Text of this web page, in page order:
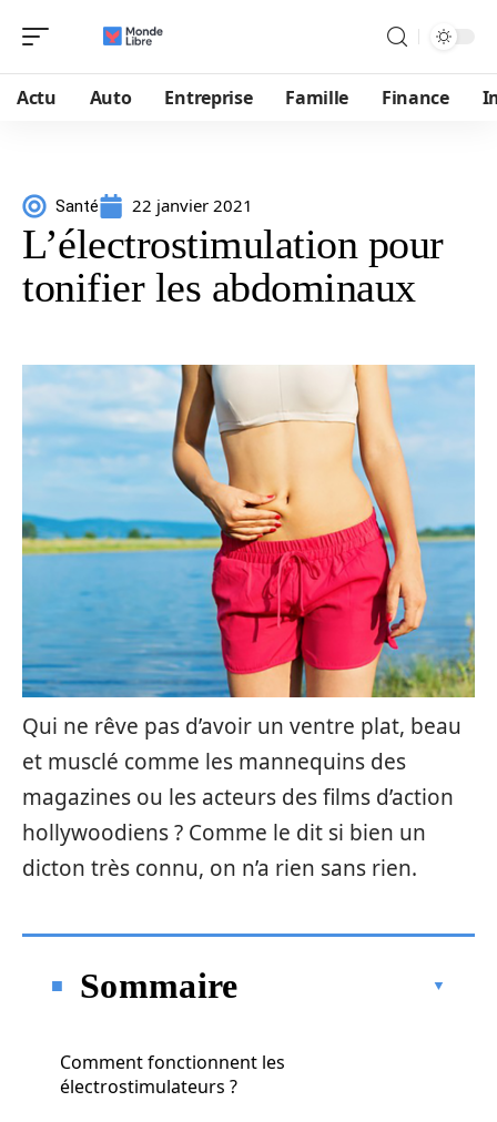
Actu Auto Entreprise Famille Finance
Santé 22 janvier 2021
L’électrostimulation pour
tonifier les abdominaux
Qui ne rêve pas d’avoir un ventre plat, beau
et musclé comme les mannequins des
magazines ou les acteurs des films d’action
hollywoodiens ? Comme le dit si bien un
dicton très connu, on n’a rien sans rien.
Sommaire
Comment fonctionnent les
électrostimulateurs ?